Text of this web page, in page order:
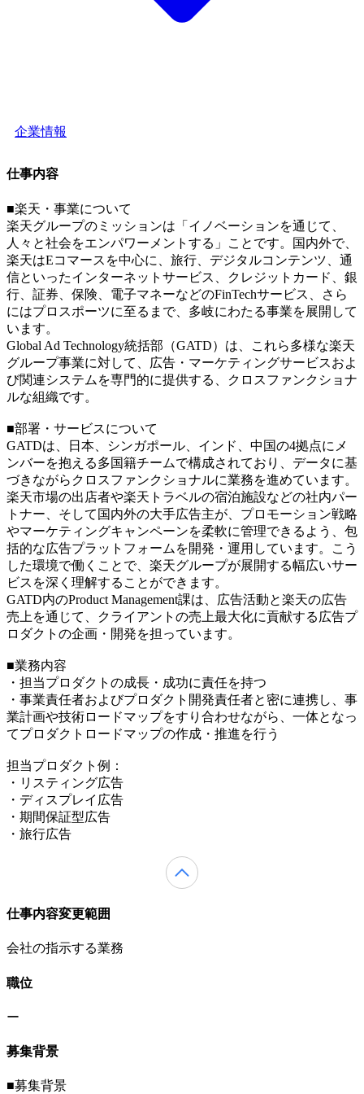
企業情報
仕事内容
■楽天・事業について
楽天グループのミッションは「イノベーションを通じて、
人々と社会をエンパワーメントする」ことです。国内外で、
楽天はEコマースを中心に、旅行、デジタルコンテンツ、通
信といったインターネットサービス、クレジットカード、銀
行、証券、保険、電子マネーなどのFinTechサービス、さら
にはプロスポーツに至るまで、多岐にわたる事業を展開して
います。
Global Ad Technology統括部（GATD）は、これら多様な楽天
グループ事業に対して、広告・マーケティングサービスおよ
び関連システムを専門的に提供する、クロスファンクショナ
ルな組織です。
■部署・サービスについて
GATDは、日本、シンガポール、インド、中国の4拠点にメ
ンバーを抱える多国籍チームで構成されており、データに基
づきながらクロスファンクショナルに業務を進めています。
楽天市場の出店者や楽天トラベルの宿泊施設などの社内パー
トナー、そして国内外の大手広告主が、プロモーション戦略
やマーケティングキャンペーンを柔軟に管理できるよう、包
括的な広告プラットフォームを開発・運用しています。こう
した環境で働くことで、楽天グループが展開する幅広いサー
ビスを深く理解することができます。
GATD内のProduct Management課は、広告活動と楽天の広告
売上を通じて、クライアントの売上最大化に貢献する広告プ
ロダクトの企画・開発を担っています。
■業務内容
・担当プロダクトの成長・成功に責任を持つ
・事業責任者およびプロダクト開発責任者と密に連携し、事
業計画や技術ロードマップをすり合わせながら、一体となっ
てプロダクトロードマップの作成・推進を行う
担当プロダクト例：
・リスティング広告
・ディスプレイ広告
・期間保証型広告
・旅行広告
仕事内容変更範囲
会社の指示する業務
職位
ー
募集背景
■募集背景